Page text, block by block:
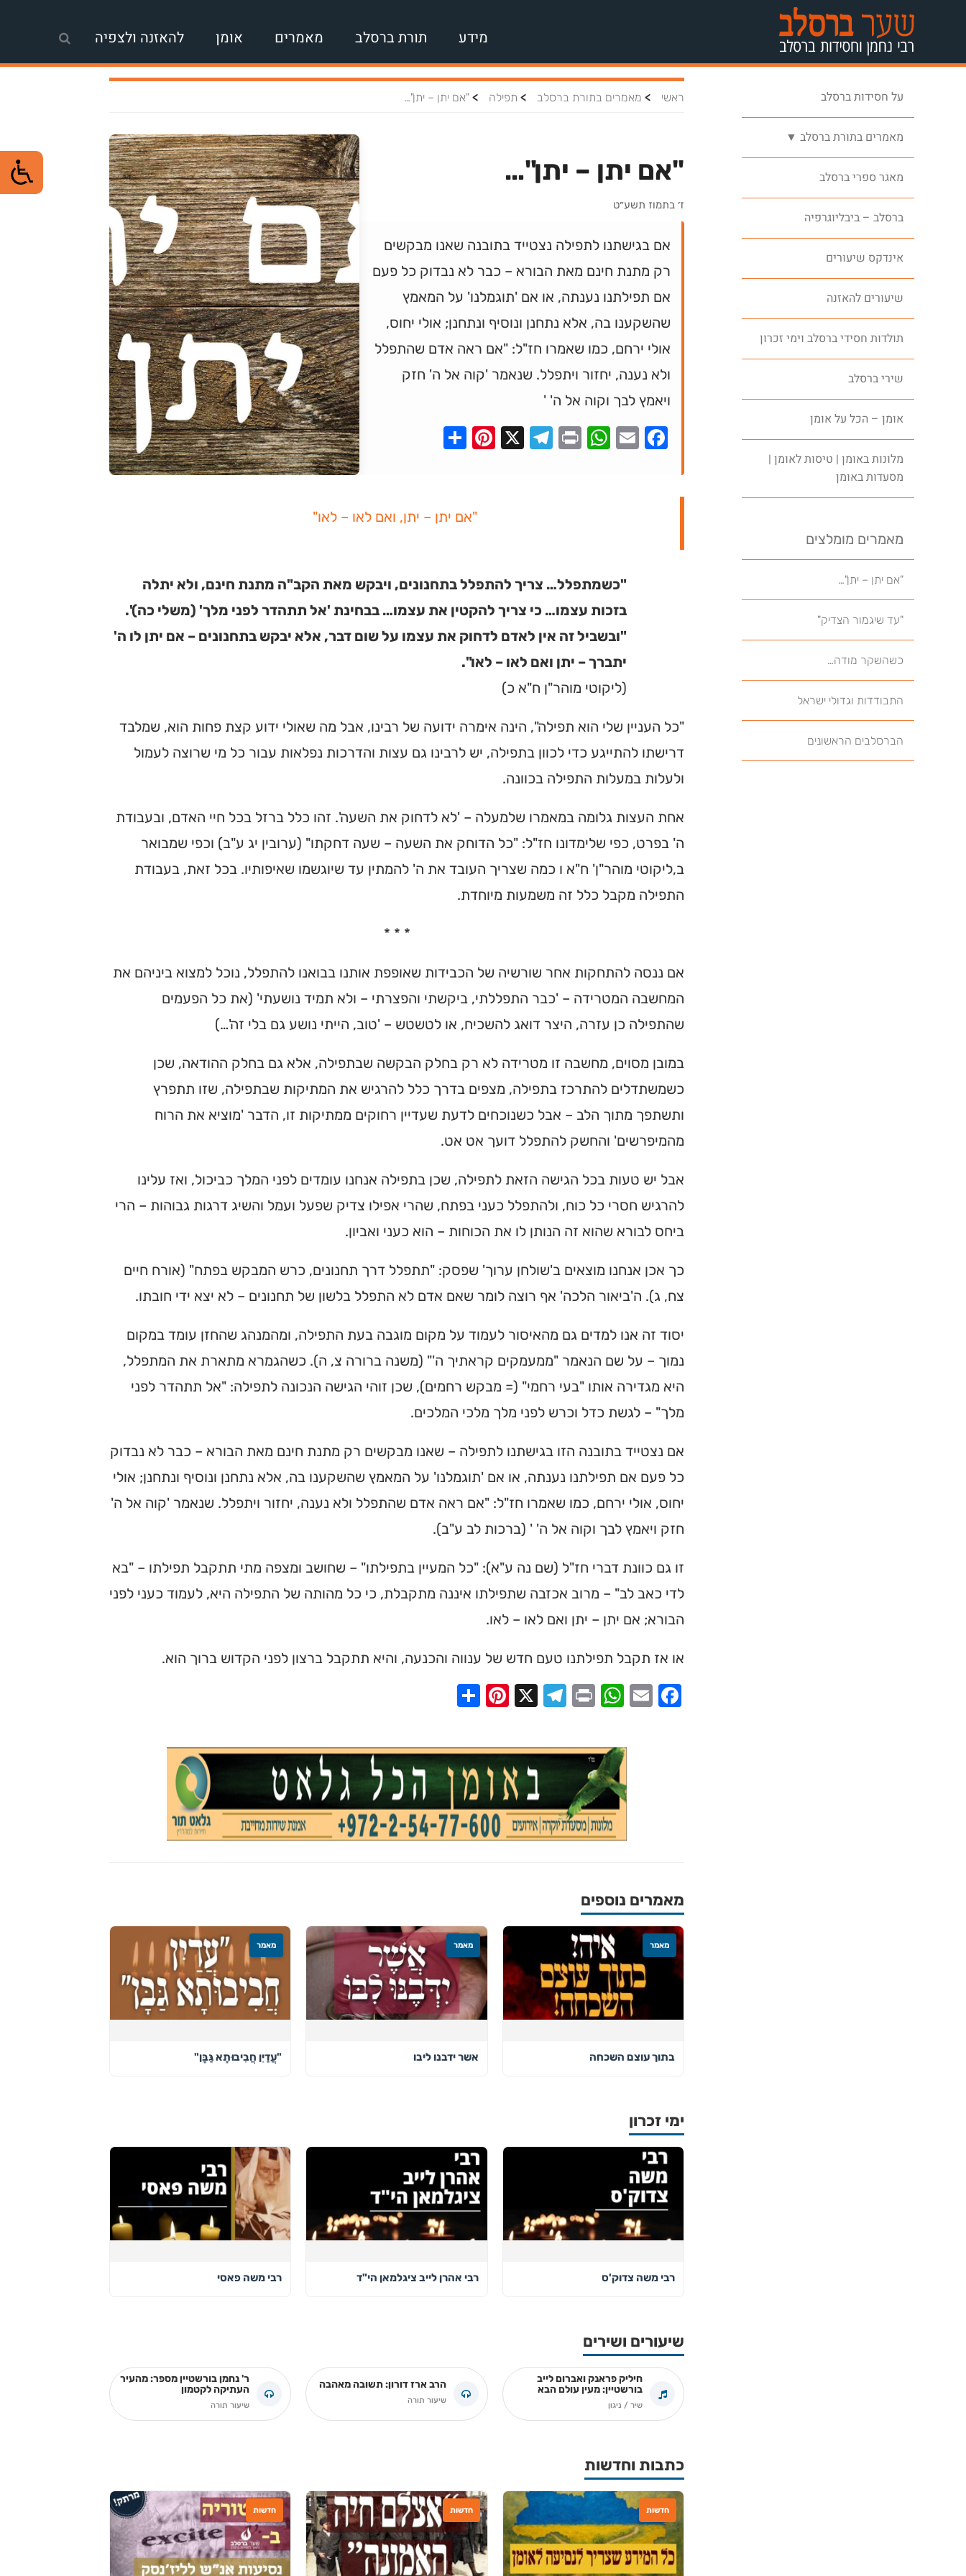
מידע תורת ברסלב מאמרים אומן להאזנה ולצפיה
על חסידות ברסלב
מאמרים בתורת ברסלב ▼
מאגר ספרי ברסלב
ברסלב – ביבליוגרפיה
אינדקס שיעורים
שיעורים להאזנה
תולדות חסידי ברסלב וימי זכרון
שירי ברסלב
אומן – הכל על אומן
מלונות באומן | טיסות לאומן |
מסעדות באומן
מאמרים מומלצים
"אם יתן – יתן"…
"עד שיגמור הצדיק"
כשהשקר מודה…
התבודדות וגדולי ישראל
הברסלבים הראשונים
ראשי > מאמרים בתורת ברסלב > תפילה > "אם יתן – יתן"…
"אם יתן – יתן"…
ז׳ בתמוז תשע״ט
אם בגישתנו לתפילה נצטייד בתובנה שאנו מבקשים
רק מתנת חינם מאת הבורא – כבר לא נבדוק כל פעם
אם תפילתנו נענתה, או אם 'תוגמלנו' על המאמץ
שהשקענו בה, אלא נתחנן ונוסיף ונתחנן; אולי יחוס,
אולי ירחם, כמו שאמרו חז"ל: "אם ראה אדם שהתפלל
ולא נענה, יחזור ויתפלל. שנאמר 'קוה אל ה' חזק
ויאמץ לבך וקוה אל ה' '
Facebook
Email
WhatsApp
Print
Telegram
X
Pinterest
"אם יתן – יתן, ואם לאו – לאו"
"כשמתפלל… צריך להתפלל בתחנונים, ויבקש מאת הקב"ה מתנת חינם, ולא יתלה
בזכות עצמו… כי צריך להקטין את עצמו… בבחינת 'אל תתהדר לפני מלך' (משלי כה)'.
"ובשביל זה אין לאדם לדחוק את עצמו על שום דבר, אלא יבקש בתחנונים – אם יתן לו ה'
יתברך – יתן ואם לאו – לאו".
(ליקוטי מוהר"ן ח"א כ)
"כל העניין שלי הוא תפילה", הינה אימרה ידועה של רבינו, אבל מה שאולי ידוע קצת פחות הוא, שמלבד
דרישתו להתייגע כדי לכוון בתפילה, יש לרבינו גם עצות והדרכות נפלאות עבור כל מי שרוצה לעמול
ולעלות במעלות התפילה בכוונה.
אחת העצות גלומה במאמרו שלמעלה – 'לא לדחוק את השעה'. זהו כלל ברזל בכל חיי האדם, ובעבודת
ה' בפרט, כפי שלימדונו חז"ל: "כל הדוחק את השעה – שעה דחקתו" (ערובין יג ע"ב) וכפי שמבואר
ב,ליקוטי מוהר"ן' ח"א ו כמה שצריך העובד את ה' להמתין עד שיוגשמו שאיפותיו. בכל זאת, בעבודת
התפילה מקבל כלל זה משמעות מיוחדת.
* * *
אם ננסה להתחקות אחר שורשיה של הכבידות שאופפת אותנו בבואנו להתפלל, נוכל למצוא ביניהם את
המחשבה המטרידה – 'כבר התפללתי, ביקשתי והפצרתי – ולא תמיד נושעתי' (את כל הפעמים
שהתפילה כן עזרה, היצר דואג להשכיח, או לטשטש – 'טוב, הייתי נושע גם בלי זה'…)
במובן מסוים, מחשבה זו מטרידה לא רק בחלק הבקשה שבתפילה, אלא גם בחלק ההודאה, שכן
כשמשתדלים להתרכז בתפילה, מצפים בדרך כלל להרגיש את המתיקות שבתפילה, שזו תתפרץ
ותשתפך מתוך הלב – אבל כשנוכחים לדעת שעדיין רחוקים ממתיקות זו, הדבר 'מוציא את הרוח
מהמיפרשים' והחשק להתפלל דועך אט אט.
אבל יש טעות בכל הגישה הזאת לתפילה, שכן בתפילה אנחנו עומדים לפני המלך כביכול, ואז עלינו
להרגיש חסרי כל כוח, ולהתפלל כעני בפתח, שהרי אפילו צדיק שפעל ועמל והשיג דרגות גבוהות – הרי
ביחס לבורא שהוא זה הנותן לו את הכוחות – הוא כעני ואביון.
כך אכן אנחנו מוצאים ב'שולחן ערוך' שפסק: "תתפלל דרך תחנונים, כרש המבקש בפתח" (אורח חיים
צח, ג). ה'ביאור הלכה' אף רוצה לומר שאם אדם לא התפלל בלשון של תחנונים – לא יצא ידי חובתו.
יסוד זה אנו למדים גם מהאיסור לעמוד על מקום מוגבה בעת התפילה, ומהמנהג שהחזן עומד במקום
נמוך – על שם הנאמר "ממעמקים קראתיך ה'" (משנה ברורה צ, ה). כשהגמרא מתארת את המתפלל,
היא מגדירה אותו "בעי רחמי" (= מבקש רחמים), שכן זוהי הגישה הנכונה לתפילה: "אל תתהדר לפני
מלך" – לגשת כדל וכרש לפני מלך מלכי המלכים.
אם נצטייד בתובנה הזו בגישתנו לתפילה – שאנו מבקשים רק מתנת חינם מאת הבורא – כבר לא נבדוק
כל פעם אם תפילתנו נענתה, או אם 'תוגמלנו' על המאמץ שהשקענו בה, אלא נתחנן ונוסיף ונתחנן; אולי
יחוס, אולי ירחם, כמו שאמרו חז"ל: "אם ראה אדם שהתפלל ולא נענה, יחזור ויתפלל. שנאמר 'קוה אל ה'
חזק ויאמץ לבך וקוה אל ה' ' (ברכות לב ע"ב).
זו גם כוונת דברי חז"ל (שם נה ע"א): "כל המעיין בתפילתו" – שחושב ומצפה מתי תתקבל תפילתו – "בא
לדי כאב לב" – מרוב אכזבה שתפילתו איננה מתקבלת, כי כל מהותה של התפילה היא, לעמוד כעני לפני
הבורא; אם יתן – יתן ואם לאו – לאו.
או אז תקבל תפילתנו טעם חדש של ענווה והכנעה, והיא תתקבל ברצון לפני הקדוש ברוך הוא.
Facebook
Email
WhatsApp
Print
Telegram
Pinterest
מאמרים נוספים
מאמר
בתוך עוצם השכחה
מאמר
אשר ידבנו ליבו
מאמר
"עֲדַיִן חֲבִיבוּתָא גַּבָּן"
ימי זכרון
רבי משה צדוק'ס רבי אהרן לייב ציגלמאן הי"ד רבי משה פאסי
שיעורים ושירים
חיליק פראנק ואברום לייב
בורשטיין: מעין עולם הבא
שיר / ניגון
הרב ארז דורון: תשובה מאהבה
שיעור תורה
ר' נחמן בורשטיין מספר: מהעיר
העתיקה לקטמון
שיעור תורה
כתבות וחדשות
חדשות חדשות חדשות